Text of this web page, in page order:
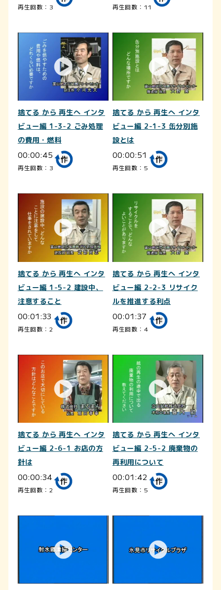
再生回数：3 再生回数：11
捨てる から 再生へ インタ
ビュー編 1-3-2 ごみ処理
の費用・燃料
00:00:45
再生回数：3
捨てる から 再生へ インタ
ビュー編 2-1-3 缶分別施
設とは
00:00:51
再生回数：5
捨てる から 再生へ インタ
ビュー編 1-5-2 建設中、
注意すること
00:01:33
再生回数：2
捨てる から 再生へ インタ
ビュー編 2-2-3 リサイク
ルを推進する利点
00:01:37
再生回数：4
捨てる から 再生へ インタ
ビュー編 2-6-1 お店の方
針は
00:00:34
再生回数：2
捨てる から 再生へ インタ
ビュー編 2-5-2 廃棄物の
再利用について
00:01:42
再生回数：5